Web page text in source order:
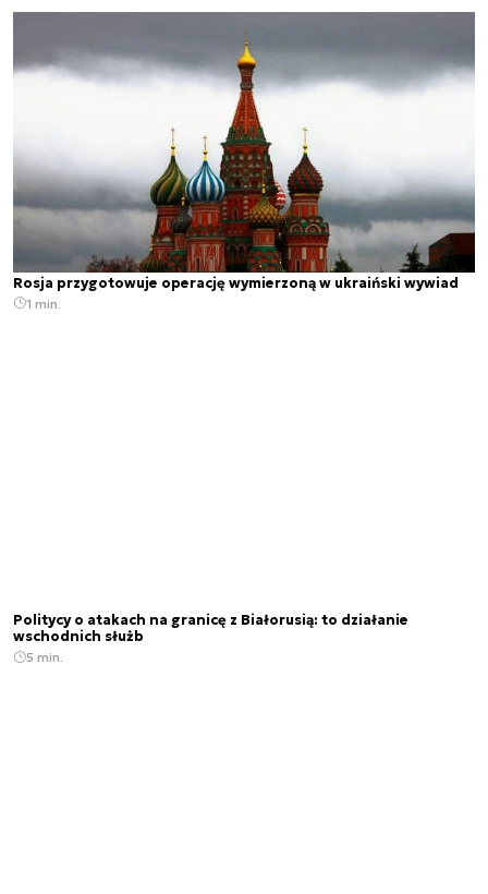
Rosja przygotowuje operację wymierzoną w ukraiński wywiad
1 min.
Politycy o atakach na granicę z Białorusią: to działanie
wschodnich służb
5 min.